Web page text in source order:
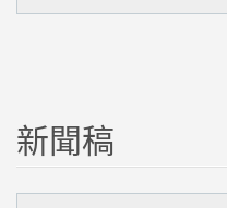
新聞稿